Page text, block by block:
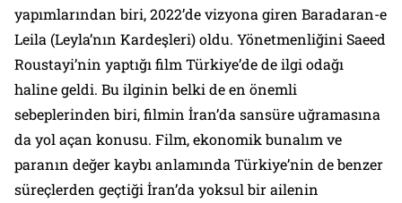
yapımlarından biri, 2022’de vizyona giren Baradaran-e
Leila (Leyla’nın Kardeşleri) oldu. Yönetmenliğini Saeed
Roustayi’nin yaptığı film Türkiye’de de ilgi odağı
haline geldi. Bu ilginin belki de en önemli
sebeplerinden biri, filmin İran’da sansüre uğramasına
da yol açan konusu. Film, ekonomik bunalım ve
paranın değer kaybı anlamında Türkiye’nin de benzer
süreçlerden geçtiği İran’da yoksul bir ailenin